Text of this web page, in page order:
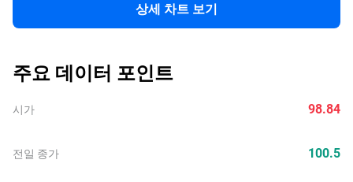
상세 차트 보기
주요 데이터 포인트
시가
전일 종가
98.84
100.5